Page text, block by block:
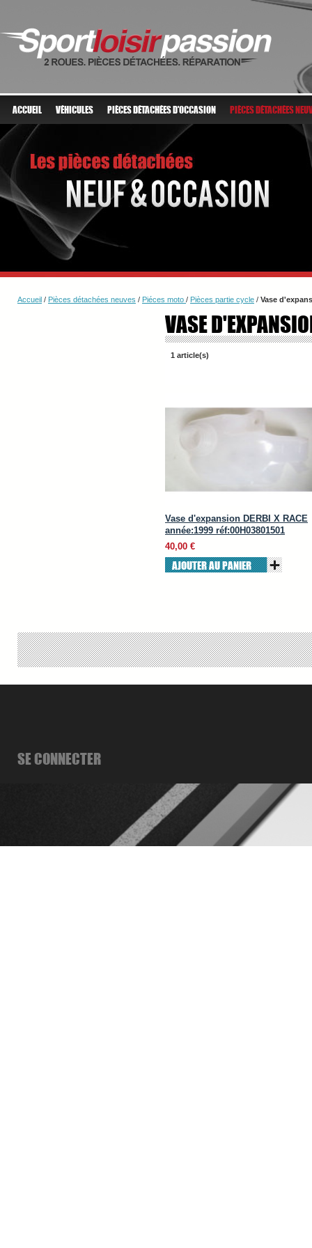
ACCUEIL VÉHICULES PIÈCES DÉTACHÉES D'OCCASION PIÈCES DÉTACHÉES
Accueil / Pièces détachées neuves / Piéces moto / Pièces partie cycle / Vase
VASE
1 article(s)
Vase d'expansion DERBI X RACE
année:1999 réf:00H03801501
40,00 €
AJOUTER AU PANIER
SE CONNECTER